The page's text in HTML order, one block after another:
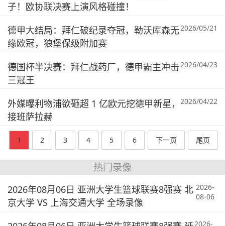
子！欧协联决赛上演风格碰撞！
德甲大结局：拜仁破纪录夺冠，勒沃库森无
缘欧冠，狼堡保级附加赛
2026/05/21
德国杯半决赛：拜仁战药厂，德甲霸主冲击
三冠王
2026/04/23
外媒曝利物浦欲砸超 1 亿欧元挖德甲新星，
接班萨拉赫
2026/04/22
1 2 3 4 5 6 下一页 尾页
热门录像
2026年08月06日 亚洲大学生篮球联赛8强赛 北
京大学 VS 上海交通大学 全场录像
2026-
08-06
2026-